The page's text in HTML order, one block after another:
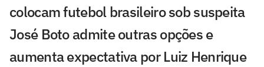
colocam futebol brasileiro sob suspeita
José Boto admite outras opções e
aumenta expectativa por Luiz Henrique